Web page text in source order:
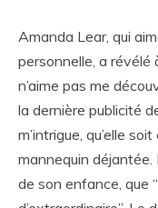
Amanda Lear, qui
personnelle, a révélé
n’aime pas me
la dernière publicité
m’intrigue, qu’elle
mannequin déjantée.
de son enfance, que